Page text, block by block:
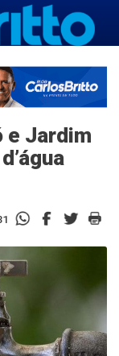
e Jardim